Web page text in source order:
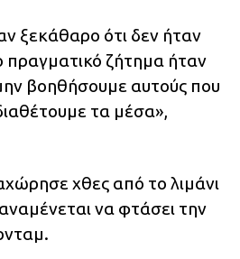
ξεκάθαρο ότι δεν ήταν
πραγματικό ζήτημα ήταν
βοηθήσουμε αυτούς που
τα μέσα»,
χθες από το λιμάνι
να φτάσει την